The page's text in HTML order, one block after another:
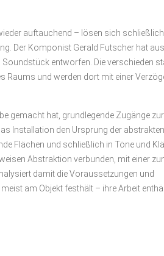
auftauchend – lösen sich
Der Komponist Gerald Futscher hat
entworfen. Die verschieden
Raums und werden dort mit einer
gemacht hat, grundlegende Zugänge zur
Installation den Ursprung der
Flächen und schließlich in Töne und
Abstraktion verbunden, mit einer
damit die Voraussetzungen und
am Objekt festhält – ihre Arbeit